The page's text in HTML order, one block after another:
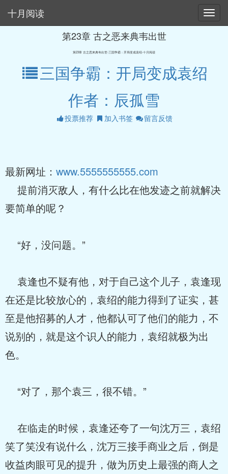
十月阅读
第23章 古之恶来典韦出世
第23章 古之恶来典韦出世-三国争霸：开局变成袁绍-十月阅读
三国争霸：开局变成袁绍
作者：辰孤雪
投票推荐 加入书签 留言反馈
最新网址： www.5555555555.com
提前消灭敌人，有什么比在他发迹之前就解决
要简单的呢？
“好，没问题。”
袁逢也不疑有他，对于自己这个儿子，袁逢现
在还是比较放心的，袁绍的能力得到了证实，甚
至是他招募的人才，他都认可了他们的能力，不
说别的，就是这个识人的能力，袁绍就极为出
色。
“对了，那个袁三，很不错。”
在临走的时候，袁逢还夸了一句沈万三，袁绍
笑了笑没有说什么，沈万三接手商业之后，倒是
收益肉眼可见的提升，做为历史上最强的商人之